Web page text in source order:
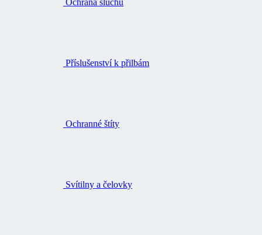
Ochrana sluchu
Příslušenství k přilbám
Ochranné štíty
Svítilny a čelovky